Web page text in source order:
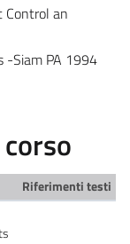
Control an
-Siam PA 1994
Riferimenti testi